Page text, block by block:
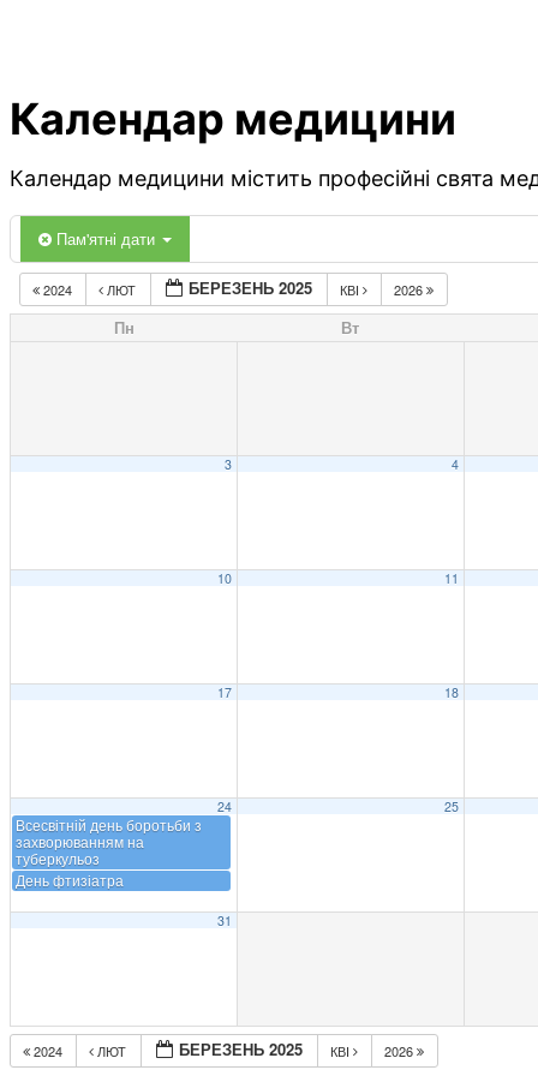
Календар медицини
Календар медицини містить професійні свята
Пам'ятні дати
2024 ЛЮТ БЕРЕЗЕНЬ 2025 КВІ 2026
Пн Вт
3 4
10 11
17 18
24
Всесвітній день боротьби з
захворюванням на
туберкульоз
День фтизіатра
25
31
2024 ЛЮТ БЕРЕЗЕНЬ 2025 КВІ 2026